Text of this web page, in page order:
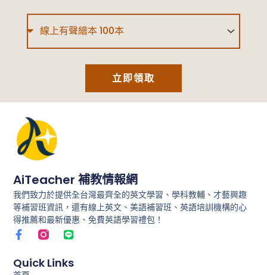
立即領取
AiTeacher 補教情報網
我們致力於提供全台灣最齊全的英文學習、學科教輔、才藝興趣
等補習班資訊，還有線上英文、美語補習班、英語培訓機構的心
得推薦和最新優惠、免費英語學習禮包！
F
a
e
L
i
e
Quick Links